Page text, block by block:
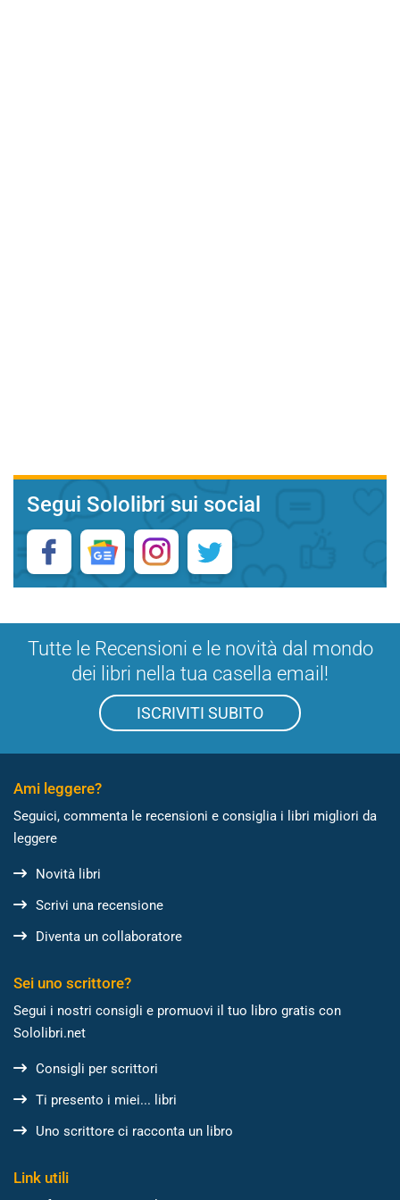
Segui Sololibri sui social
Tutte le Recensioni e le novità dal mondo
dei libri nella tua casella email!
ISCRIVITI SUBITO
Ami leggere?
Seguici, commenta le recensioni e consiglia i libri migliori da
leggere
Novità libri
Scrivi una recensione
Diventa un collaboratore
Sei uno scrittore?
Segui i nostri consigli e promuovi il tuo libro gratis con
Sololibri.net
Consigli per scrittori
Ti presento i miei... libri
Uno scrittore ci racconta un libro
Link utili